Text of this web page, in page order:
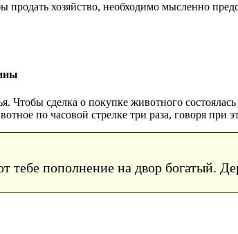
продать хозяйство, необходимо мысленно
Чтобы сделка о покупке животного
по часовой стрелке три раза, говоря при
тебе пополнение на двор богатый.